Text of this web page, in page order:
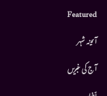
Featured
آئینہ شہر
آج کی خبریں